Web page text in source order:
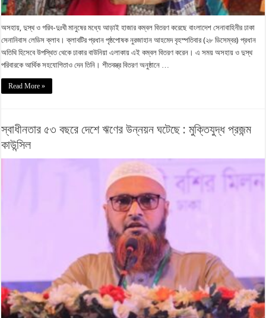
অসহায়, দুস্থ ও গরিব-দুঃখী মানুষের মধ্যে আড়াই হাজার কম্বল বিতরণ করেছে বাংলাদেশ সেনাবাহিনীর ঢাকা
সেনানিবাস লেডিস ক্লাব। ক্লাবটির প্রধান পৃষ্ঠপোষক নুরজাহান আহমেদ বৃহস্পতিবার (২৮ ডিসেম্বর) প্রধান
অতিথি হিসেবে উপস্থিত থেকে ঢাকার বাউনিয়া এলাকায় এই কম্বল বিতরণ করেন। এ সময় অসহায় ও দুস্থ
পরিবারকে আর্থিক সহযোগিতাও দেন তিনি। শীতবস্ত্র বিতরণ অনুষ্ঠানে …
Read More »
স্বাধীনতার ৫৩ বছরে দেশে ঋণের উন্নয়ন ঘটেছে : মুক্তিযুদ্ধ প্রজন্ম
কাউন্সিল